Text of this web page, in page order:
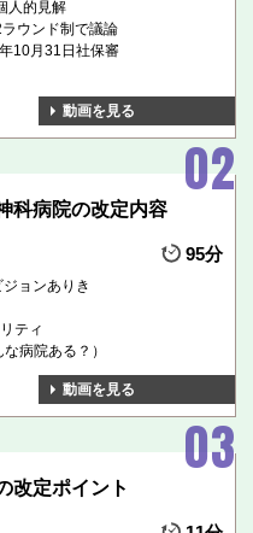
人的見解
ウンド制で議論
10月31日社保審
動画を見る
科病院の改定内容
95分
ョンありき
ティ
病院ある？）
動画を見る
改定ポイント